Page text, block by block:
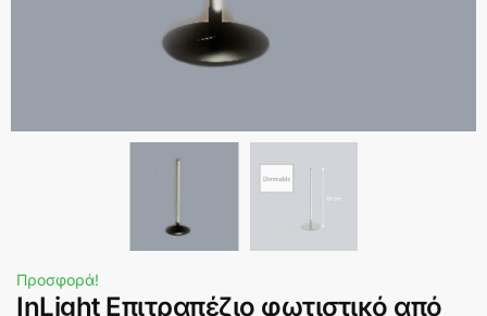
Προσφορά!
InLight Επιτραπέζιο φωτιστικό από